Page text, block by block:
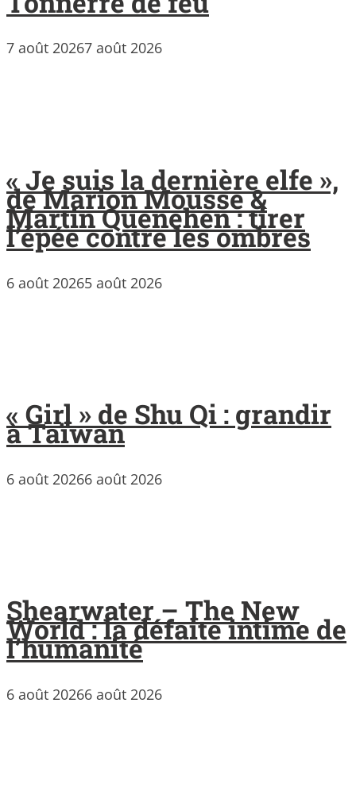
7 août 20267 août 2026
« Je suis la dernière elfe »,
de Marion Mousse &
Martin Quenehen : tirer
l’épée contre les ombres
6 août 20265 août 2026
« Girl » de Shu Qi : grandir
à Taïwan
6 août 20266 août 2026
Shearwater – The New
World : la défaite intime de
l’humanité
6 août 20266 août 2026